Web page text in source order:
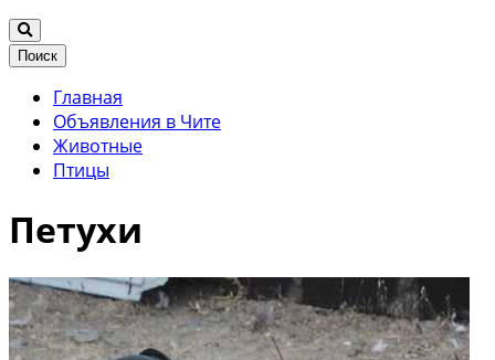
Поиск
Главная
Объявления в Чите
Животные
Птицы
Петухи